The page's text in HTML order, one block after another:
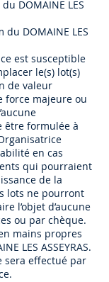
DOMAINE LES
DOMAINE LES
est susceptible
le(s) lot(s)
de valeur
force majeure ou
être formulée à
en cas
qui pourraient
de la
lots ne pourront
l’objet d’aucune
ou par chèque.
mains propres
LES ASSEYRAS.
sera effectué par